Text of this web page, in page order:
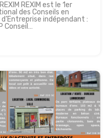
REXIM est le 1er
des Conseils en
indépendant :
Conseil…